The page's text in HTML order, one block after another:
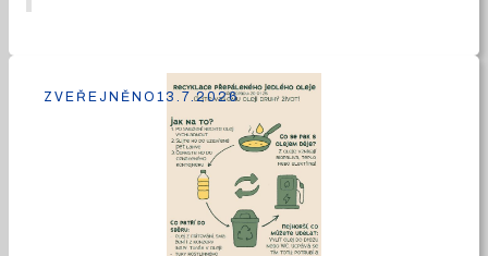
ZVEŘEJNĚNO 13.7.2026